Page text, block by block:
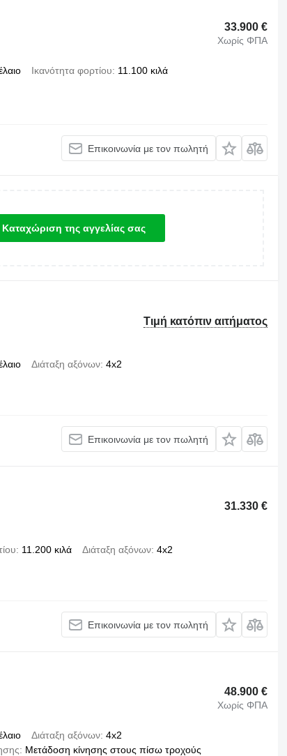
33.900 €
Χωρίς ΦΠΑ
Ικανότητα φορτίου
11.100 κιλά
Επικοινωνία με τον πωλητή
Καταχώριση της αγγελίας σας
Τιμή κατόπιν αιτήματος
Διάταξη αξόνων 4x2
Επικοινωνία με τον πωλητή
31.330 €
11.200 κιλά Διάταξη αξόνων 4x2
Επικοινωνία με τον πωλητή
48.900 €
Χωρίς ΦΠΑ
Διάταξη αξόνων 4x2
Μετάδοση κίνησης στους πίσω τροχούς